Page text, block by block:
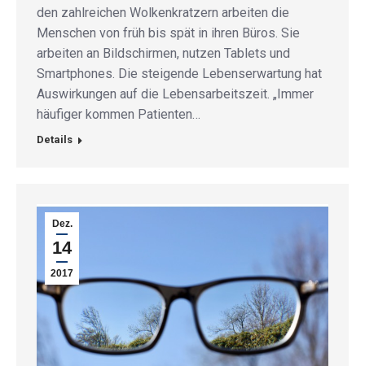
den zahlreichen Wolkenkratzern arbeiten die
Menschen von früh bis spät in ihren Büros. Sie
arbeiten an Bildschirmen, nutzen Tablets und
Smartphones. Die steigende Lebenserwartung hat
Auswirkungen auf die Lebensarbeitszeit. „Immer
häufiger kommen Patienten…
Details
Dez.
14
2017